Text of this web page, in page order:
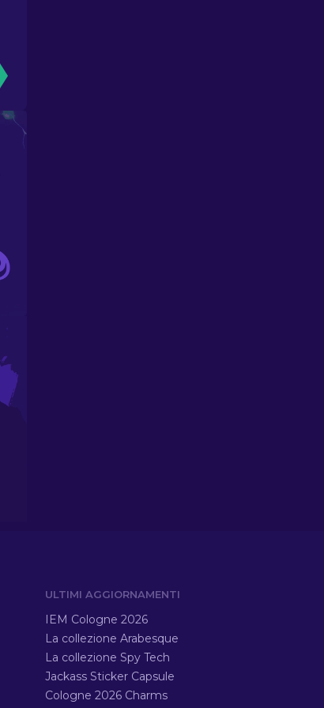
ULTIMI AGGIORNAMENTI
IEM Cologne 2026
La collezione Arabesque
La collezione Spy Tech
Jackass Sticker Capsule
Cologne 2026 Charms